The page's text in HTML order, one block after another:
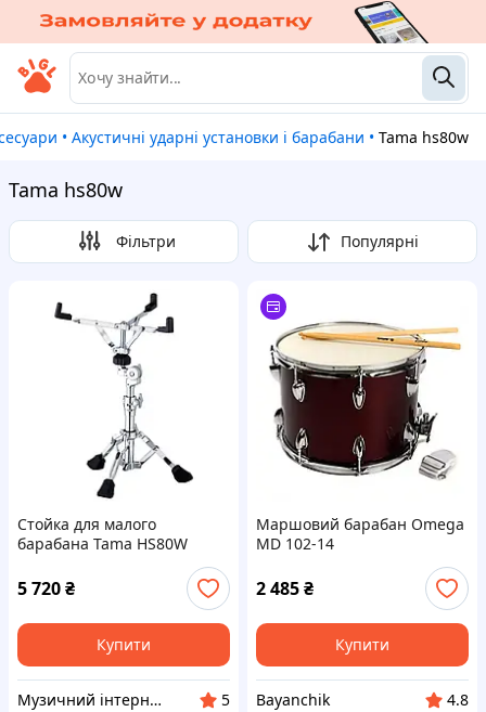
• Акустичні ударні установки і барабани • Tama hs80w
Tama hs80w
Фільтри Популярні
Стойка для малого
барабана Tama HS80W
5 720₴
Купити
Музичний інтернет-магазин "БітКом"
5
Маршовий барабан Omega
MD 102-14
2 485₴
Купити
Bayanchik
4.8